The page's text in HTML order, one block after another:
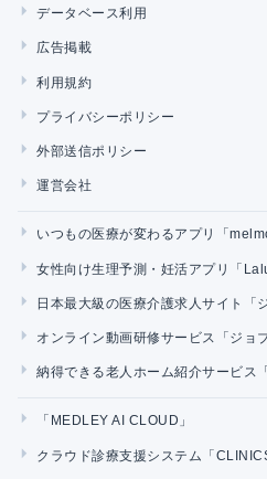
データベース利用
広告掲載
利用規約
プライバシーポリシー
外部送信ポリシー
運営会社
いつもの医療が変わるアプリ「
女性向け生理予測・妊活アプリ「
日本最大級の医療介護求人サイト「
オンライン動画研修サービス「ジョ
納得できる老人ホーム紹介サービス
「MEDLEY AI CLOUD」
クラウド診療支援システム「